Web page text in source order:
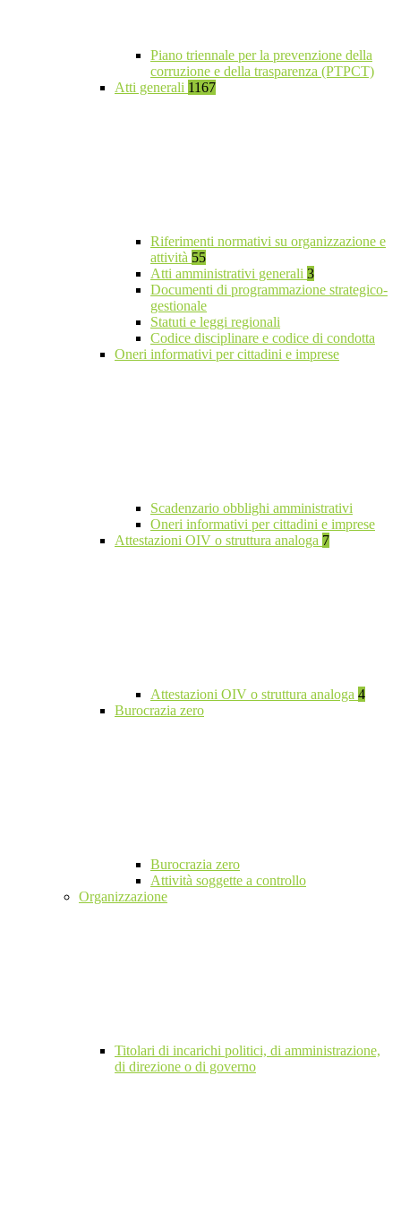
Piano triennale per la prevenzione della
corruzione e della trasparenza (PTPCT)
Atti generali 1167
Riferimenti normativi su organizzazione e
attività 55
Atti amministrativi generali 3
Documenti di programmazione strategico-
gestionale
Statuti e leggi regionali
Codice disciplinare e codice di condotta
Oneri informativi per cittadini e imprese
Scadenzario obblighi amministrativi
Oneri informativi per cittadini e imprese
Attestazioni OIV o struttura analoga 7
Attestazioni OIV o struttura analoga 4
Burocrazia zero
Burocrazia zero
Attività soggette a controllo
Organizzazione
Titolari di incarichi politici, di amministrazione,
di direzione o di governo